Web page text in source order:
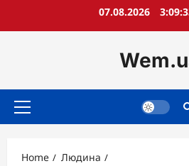
07.08.2026
Primary
Home
Людина